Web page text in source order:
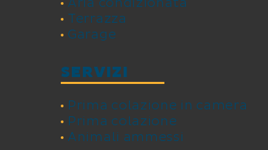
Terrazza
Garage
SERVIZI
Prima colazione in camera
Prima colazione
Animali ammessi